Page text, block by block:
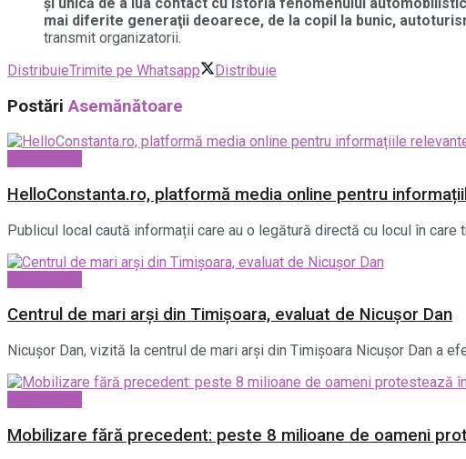
mai diferite generaţii deoarece, de la copil la bunic,
transmit organizatorii.
DistribuieTrimite pe Whatsapp Distribuie
PostăriAsemănătoare
HelloConstanta.ro, platformă media online pentru
Publicul local caută informații care au o legătură directă cu locul în care
Centrul de mari arși din Timișoara, evaluat de Nicușor Dan
Nicușor Dan, vizită la centrul de mari arși din Timișoara Nicușor Dan a
Mobilizare fără precedent: peste 8 milioane de oameni